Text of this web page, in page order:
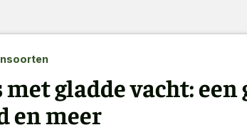
gladde vacht: een
en meer